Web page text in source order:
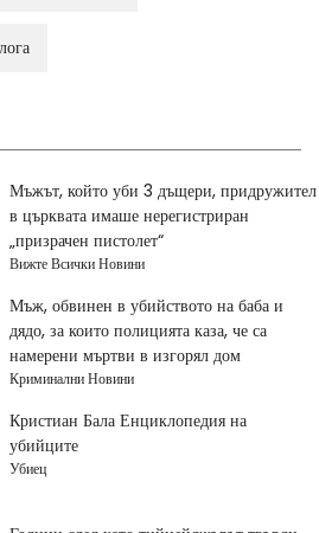
Мъжът, който уби 3 дъщери, придружител
в църквата имаше нерегистриран
„призрачен пистолет“
Вижте Всички Новини
Мъж, обвинен в убийството на баба и
дядо, за които полицията каза, че са
намерени мъртви в изгорял дом
Криминални Новини
Кристиан Бала Енциклопедия на
убийците
Убиец